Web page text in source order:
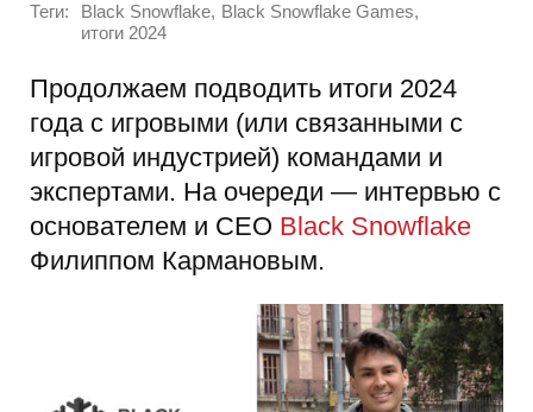
Теги: Black Snowflake, Black Snowflake Games,
итоги 2024
Продолжаем подводить итоги 2024
года с игровыми (или связанными с
игровой индустрией) командами и
экспертами. На очереди — интервью с
основателем и CEO Black Snowflake
Филиппом Кармановым.